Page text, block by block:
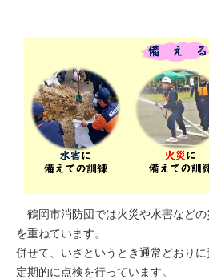
鶴岡市消防団では火災や水害など
を重ねています。
併せて、いざというとき通常どおりに
定期的に点検を行っています。